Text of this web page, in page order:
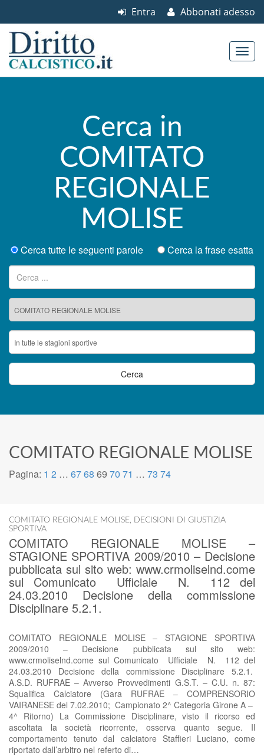
Abbonati adesso
Entra
Cerca in
COMITATO
REGIONALE
MOLISE
Cerca tutte le seguenti parole
Cerca la frase esatta
Ricerca per:
COMITATO REGIONALE MOLISE
Pagina: 1 2 … 6768 69 70 71 … 73 74
COMITATO REGIONALE MOLISE, DECISIONI DI GIUSTIZIA
SPORTIVA
COMITATO REGIONALE MOLISE –
STAGIONE SPORTIVA 2009/2010 – Decisione
pubblicata sul sito web: www.crmoliselnd.come
sul Comunicato Ufficiale N. 112 del
24.03.2010 Decisione della commissione
Disciplinare 5.2.1.
COMITATO REGIONALE MOLISE – STAGIONE SPORTIVA
2009/2010 – Decisione pubblicata sul sito web:
www.crmoliselnd.come sul Comunicato Ufficiale N. 112 del
24.03.2010 Decisione della commissione Disciplinare 5.2.1.
A.S.D. RUFRAE – Avverso Provvedimenti G.S.T. – C.U. n. 87:
Squalifica Calciatore (Gara RUFRAE – COMPRENSORIO
VAIRANESE del 7.02.2010; Campionato 2^ Categoria Girone A –
4^ Ritorno) La Commissione Disciplinare, visto il ricorso ed
ascoltata la società ricorrente, osserva quanto segue. Il
comportamento tenuto dal calciatore Staffieri Luciano, come
riportato dall’arbitro nel referto di…